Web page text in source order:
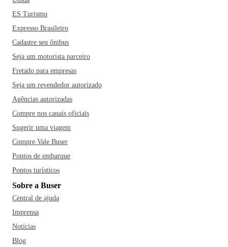
ES Turismo
Expresso Brasileiro
Cadastre seu ônibus
Seja um motorista parceiro
Fretado para empresas
Seja um revendedor autorizado
Agências autorizadas
Compre nos canais oficiais
Sugerir uma viagem
Compre Vale Buser
Pontos de embarque
Pontos turísticos
Sobre a Buser
Central de ajuda
Imprensa
Notícias
Blog